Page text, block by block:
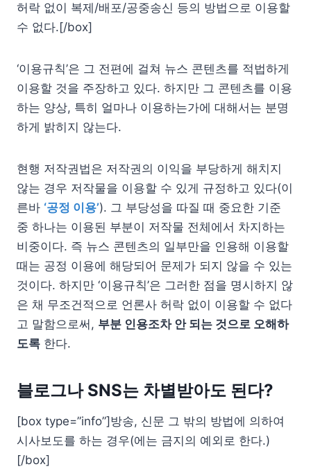
허락 없이 복제/배포/공중송신 등의 방법으로 이용할
수 없다.[/box]
‘이용규칙’은 그 전편에 걸쳐 뉴스 콘텐츠를 적법하게
이용할 것을 주장하고 있다. 하지만 그 콘텐츠를 이용
하는 양상, 특히 얼마나 이용하는가에 대해서는 분명
하게 밝히지 않는다.
현행 저작권법은 저작권의 이익을 부당하게 해치지
않는 경우 저작물을 이용할 수 있게 규정하고 있다(이
른바 ‘공정 이용’). 그 부당성을 따질 때 중요한 기준
중 하나는 이용된 부분이 저작물 전체에서 차지하는
비중이다. 즉 뉴스 콘텐츠의 일부만을 인용해 이용할
때는 공정 이용에 해당되어 문제가 되지 않을 수 있는
것이다. 하지만 ‘이용규칙’은 그러한 점을 명시하지 않
은 채 무조건적으로 언론사 허락 없이 이용할 수 없다
고 말함으로써, 부분 인용조차 안 되는 것으로 오해하
도록 한다.
블로그나 SNS는 차별받아도 된다?
[box type=”info”]방송, 신문 그 밖의 방법에 의하여
시사보도를 하는 경우(에는 금지의 예외로 한다.)
[/box]